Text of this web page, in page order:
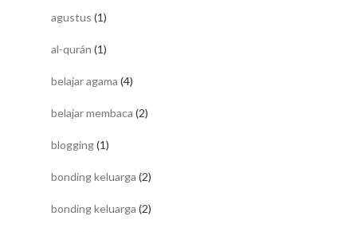
agustus (1)
al-qurán (1)
belajar agama (4)
belajar membaca (2)
blogging(1)
bonding keluarga (2)
bonding keluarga (2)